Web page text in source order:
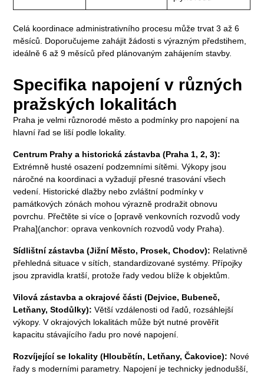
Celá koordinace administrativního procesu může trvat 3 až 6
měsíců. Doporučujeme zahájit žádosti s výrazným předstihem,
ideálně 6 až 9 měsíců před plánovaným zahájením stavby.
Specifika napojení v různých
pražských lokalitách
Praha je velmi různorodé město a podmínky pro napojení na
hlavní řad se liší podle lokality.
Centrum Prahy a historická zástavba (Praha 1, 2, 3):
Extrémně husté osazení podzemními sítěmi. Výkopy jsou
náročné na koordinaci a vyžadují přesné trasování všech
vedení. Historické dlažby nebo zvláštní podmínky v
památkových zónách mohou výrazně prodražit obnovu
povrchu. Přečtěte si více o [opravě venkovních rozvodů vody
Praha](anchor: oprava venkovních rozvodů vody Praha).
Sídlištní zástavba (Jižní Město, Prosek, Chodov): Relativně
přehledná situace v sítích, standardizované systémy. Přípojky
jsou zpravidla kratší, protože řady vedou blíže k objektům.
Vilová zástavba a okrajové části (Dejvice, Bubeneč,
Letňany, Stodůlky): Větší vzdálenosti od řadů, rozsáhlejší
výkopy. V okrajových lokalitách může být nutné prověřit
kapacitu stávajícího řadu pro nové napojení.
Rozvíjející se lokality (Hloubětín, Letňany, Čakovice): Nové
řady s moderními parametry. Napojení je technicky jednodušší,